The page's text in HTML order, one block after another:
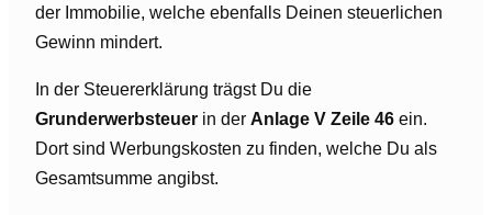
der Immobilie, welche ebenfalls Deinen steuerlichen
Gewinn mindert.
In der Steuererklärung trägst Du die
Grunderwerbsteuer in der Anlage V Zeile 46 ein.
Dort sind Werbungskosten zu finden, welche Du als
Gesamtsumme angibst.